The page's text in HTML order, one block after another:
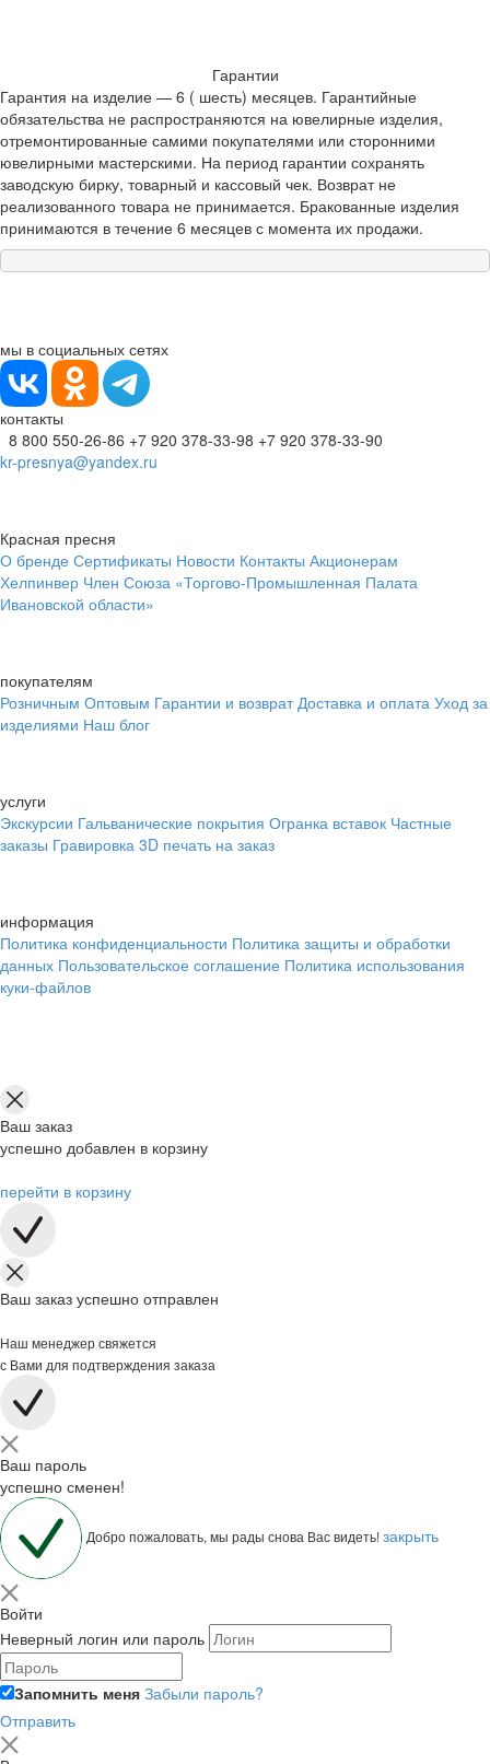
Гарантии
Гарантия на изделие — 6 ( шесть) месяцев. Гарантийные
обязательства не распространяются на ювелирные изделия,
отремонтированные самими покупателями или сторонними
ювелирными мастерскими. На период гарантии сохранять
заводскую бирку, товарный и кассовый чек. Возврат не
реализованного товара не принимается. Бракованные изделия
принимаются в течение 6 месяцев с момента их продажи.
мы в социальных сетях
контакты
8 800 550-26-86 +7 920 378-33-98 +7 920 378-33-90
kr-presnya@yandex.ru
Красная пресня
О бренде Сертификаты Новости Контакты Акционерам
Хелпинвер Член Союза «Торгово-Промышленная Палата
Ивановской области»
покупателям
Розничным Оптовым Гарантии и возврат Доставка и оплата Уход за
изделиями Наш блог
услуги
Экскурсии Гальванические покрытия Огранка вставок Частные
заказы Гравировка 3D печать на заказ
информация
Политика конфиденциальности Политика защиты и обработки
данных Пользовательское соглашение Политика использования
куки-файлов
Ваш заказ
успешно добавлен в корзину
перейти в корзину
Ваш заказ успешно отправлен
Наш менеджер свяжется
с Вами для подтверждения заказа
Ваш пароль
успешно сменен!
Добро пожаловать, мы рады снова Вас видеть!закрыть
Войти
Неверный логин или пароль
Запомнить меня Забыли пароль?
Отправить